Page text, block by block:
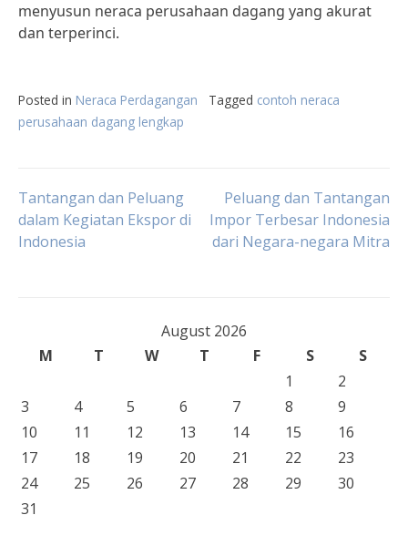
menyusun neraca perusahaan dagang yang akurat
dan terperinci.
Posted in Neraca Perdagangan Tagged contoh neraca
perusahaan dagang lengkap
Post
navigation
Tantangan dan Peluang
dalam Kegiatan Ekspor di
Indonesia
Peluang dan Tantangan
Impor Terbesar Indonesia
dari Negara-negara Mitra
August 2026
M
T W T F S
S
1
2
3
4 5 6 7 8
9
10
11 12 13 14 15
16
17
18 19 20 21 22
23
24
25 26 27 28 29
30
31